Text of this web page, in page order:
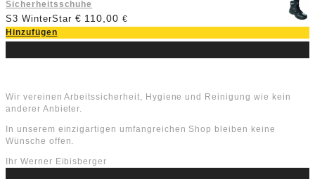
Sicherheitsschuhe
S3 WinterStar € 110,00 €
Hinzufügen
Wir vereinen Arbeitssicherheit, Hygiene und Reinigung wie kein
anderer Anbieter.
In unserem einzigartigen umfangreichen Shop bleiben keine
Wünsche offen.
Ihr Werner Eibisberger